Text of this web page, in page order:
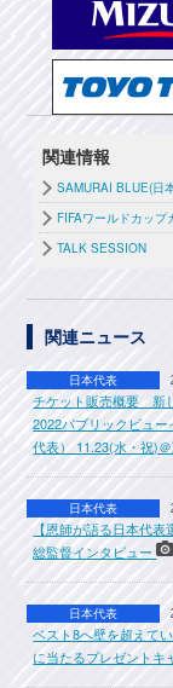
関連情報
SAMURAI BLUE(日
FIFAワールドカップ
TALK SESSION
関連ニュース
日本代表
チケット販売概要 新
2022パブリックビュ
代表） 11.23(水・祝)
日本代表
【恩師が語る日本代
総監督インタビュー
日本代表
ベスト8へ壁を超えて
に当たるプレゼント